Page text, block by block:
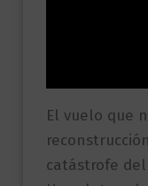
El vuelo que
catástrofe del